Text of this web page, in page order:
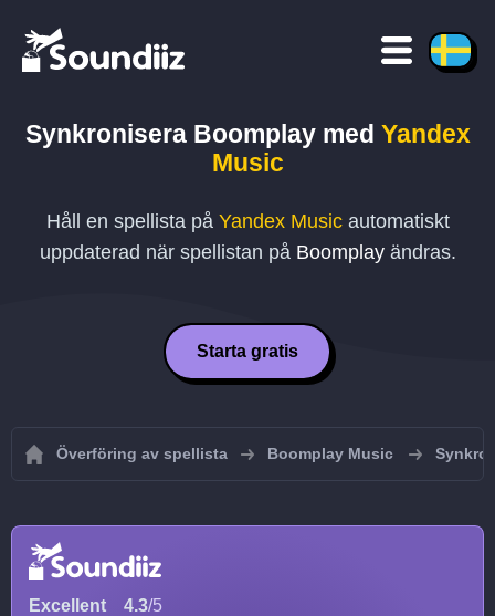
Synkronisera Boomplaymed Yandex
Music
Håll en spellista på Yandex Musicautomatiskt
uppdaterad när spellistan på Boomplayändras.
Starta gratis
Överföring av spellista Boomplay Music
Excellent 4.3/5